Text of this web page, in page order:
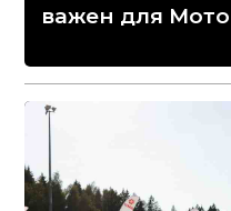
важен для